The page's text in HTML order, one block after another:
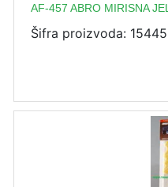
AF-457 ABRO MIRISNA
Šifra proizvoda: